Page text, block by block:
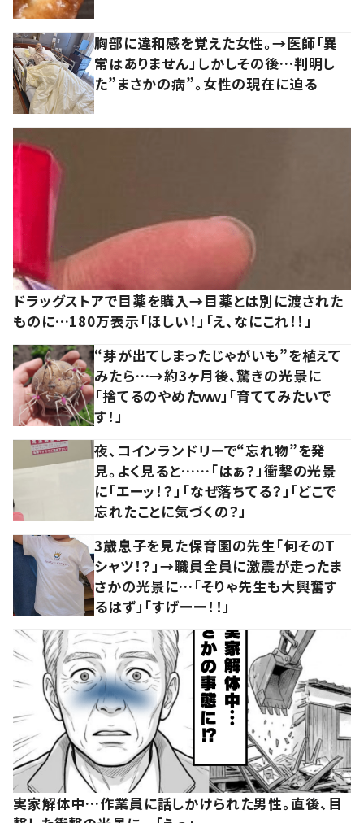
胸部に違和感を覚えた女性。→医師「異
常はありません」しかしその後…判明し
た”まさかの病”。女性の現在に迫る
ドラッグストアで目薬を購入→目薬とは別に渡された
ものに…180万表示「ほしい！」「え、なにこれ！！」
“芽が出てしまったじゃがいも”を植えて
みたら…→約3ヶ月後、驚きの光景に
「捨てるのやめたｗｗ」「育ててみたいで
す！」
夜、コインランドリーで“忘れ物”を発
見。よく見ると……「はぁ？」衝撃の光景
に「エーッ！？」「なぜ落ちてる？」「どこで
忘れたことに気づくの？」
3歳息子を見た保育園の先生「何そのT
シャツ！？」→職員全員に激震が走ったま
さかの光景に…「そりゃ先生も大興奮す
るはず」「すげーー！！」
実家解体中…作業員に話しかけられた男性。直後、目